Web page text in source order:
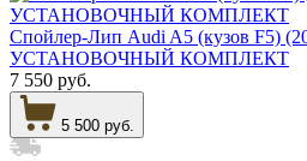
Спойлер-Лип Audi A5 (кузов F5)
УСТАНОВОЧНЫЙ КОМПЛЕКТ
7 550 руб.
5 500 руб.